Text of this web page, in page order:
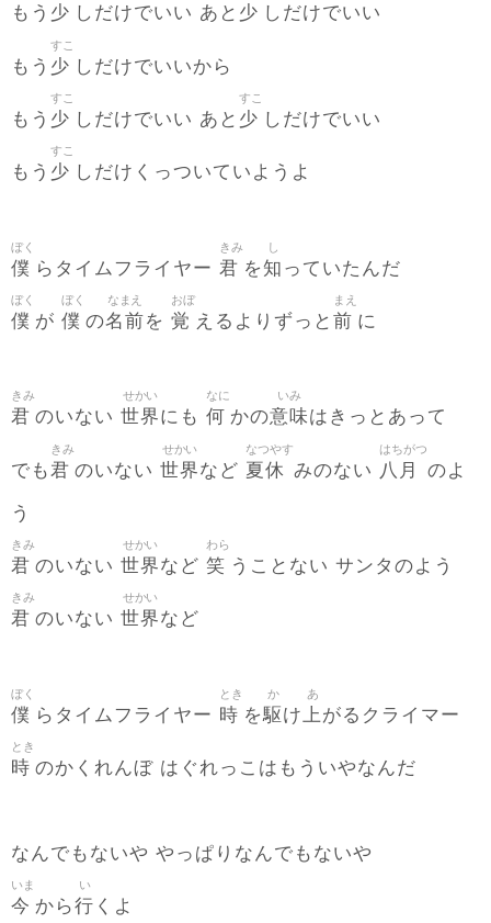
もう 少 しだけでいい あと 少 しだけでいい
もう 少
すこ
しだけでいいから
もう 少
すこ
しだけでいい あと 少
すこ
しだけでいい
もう 少
すこ
しだけくっついていようよ
僕
ぼく
らタイムフライヤー 君
きみ
を知
し
っていたんだ
僕
ぼく
が 僕
ぼく
の名前
なまえ
を 覚
おぼ
えるよりずっと 前
まえ
に
君
きみ
のいない 世界
せかい
にも 何
なに
かの意味
いみ
はきっとあって
でも君
きみ
のいない 世界
せかい
など 夏休
なつやす
みのない 八月
はちがつ
のよ
う
君
きみ
のいない 世界
せかい
など 笑
わら
うことない サンタのよう
君
きみ
のいない 世界
せかい
など
僕
ぼく
らタイムフライヤー 時
とき
を駆
か
け 上
あ
がるクライマー
時
とき
のかくれんぼ はぐれっこはもういやなんだ
なんでもないや やっぱりなんでもないや
今
いま
から行
い
くよ